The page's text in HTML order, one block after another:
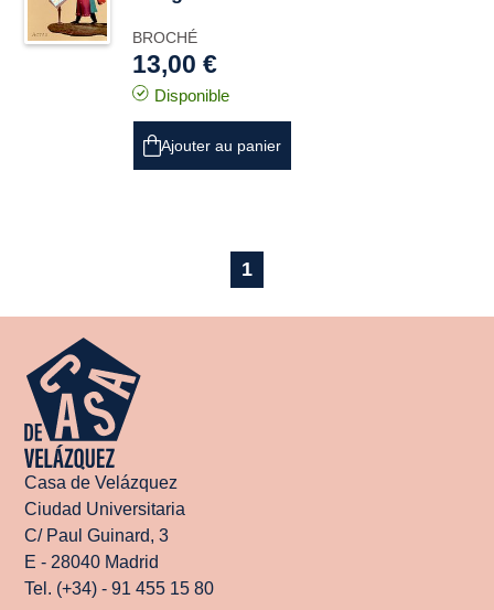
BROCHÉ
13,00 €
Disponible
Ajouter au panier
1
Casa de Velázquez
Ciudad Universitaria
C/ Paul Guinard, 3
E - 28040 Madrid
Tel. (+34) - 91 455 15 80